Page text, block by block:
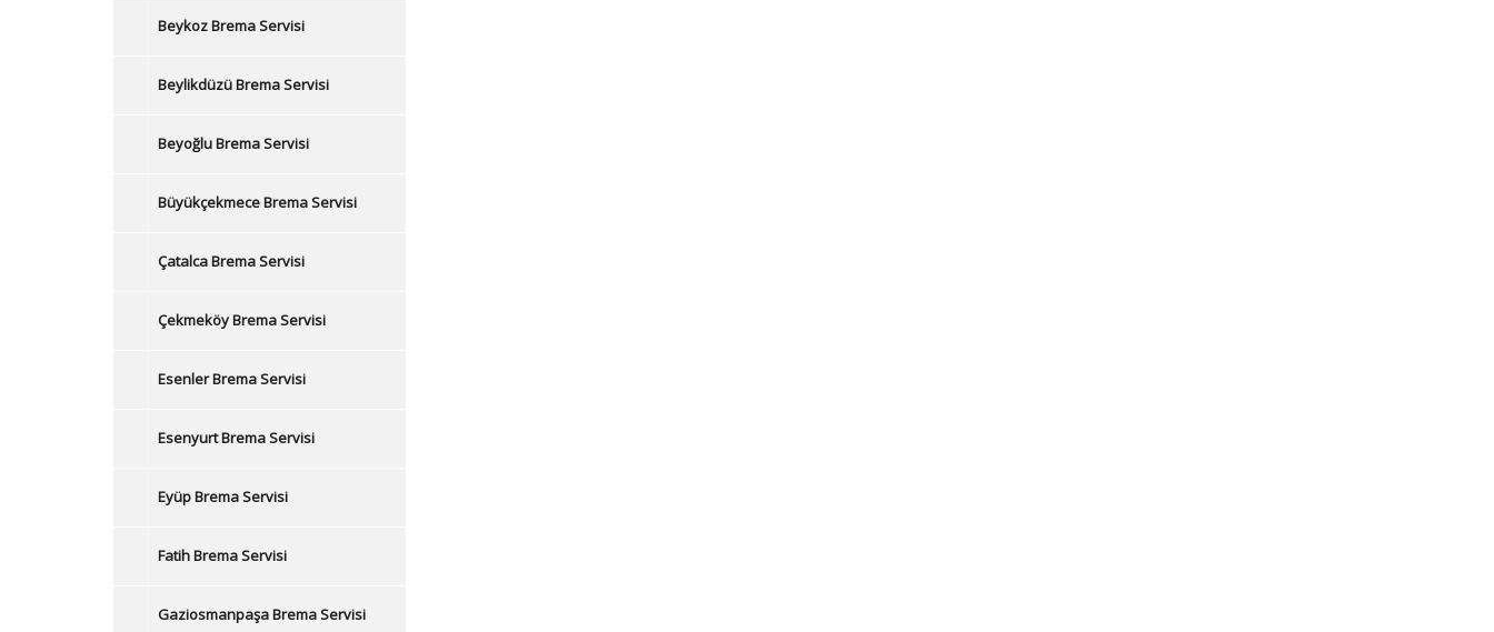
Beykoz Brema Servisi
Beylikdüzü Brema Servisi
Beyoğlu Brema Servisi
Büyükçekmece Brema Servisi
Çatalca Brema Servisi
Çekmeköy Brema Servisi
Esenler Brema Servisi
Esenyurt Brema Servisi
Eyüp Brema Servisi
Fatih Brema Servisi
Gaziosmanpaşa Brema Servisi